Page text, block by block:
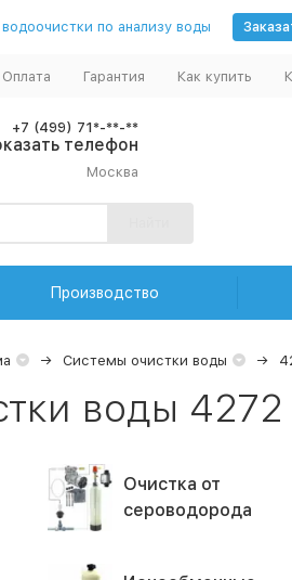
по анализу воды
Оплата Гарантия Как купить
+7 (499) 71*-**-**
телефон
Москва
Производство
Системы очистки воды
воды 4272
Очистка от
сероводорода